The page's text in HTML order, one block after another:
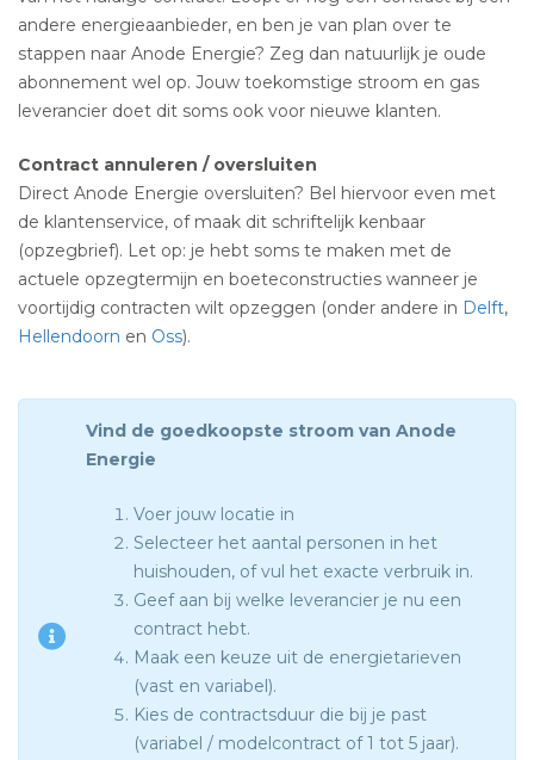
andere energieaanbieder, en ben je van plan over te
stappen naar Anode Energie? Zeg dan natuurlijk je oude
abonnement wel op. Jouw toekomstige stroom en gas
leverancier doet dit soms ook voor nieuwe klanten.
Contract annuleren / oversluiten
Direct Anode Energie oversluiten? Bel hiervoor even met
de klantenservice, of maak dit schriftelijk kenbaar
(opzegbrief). Let op: je hebt soms te maken met de
actuele opzegtermijn en boeteconstructies wanneer je
voortijdig contracten wilt opzeggen (onder andere in Delft,
Hellendoorn en Oss).
Vind de goedkoopste stroom van Anode
Energie
Voer jouw locatie in
Selecteer het aantal personen in het
huishouden, of vul het exacte verbruik in.
Geef aan bij welke leverancier je nu een
contract hebt.
Maak een keuze uit de energietarieven
(vast en variabel).
Kies de contractsduur die bij je past
(variabel / modelcontract of 1 tot 5 jaar).